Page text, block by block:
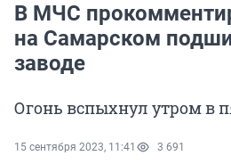
В МЧС
на Самарском
заводе
Огонь вспыхнул утром в
15 сентября 2023, 11:41 3 691